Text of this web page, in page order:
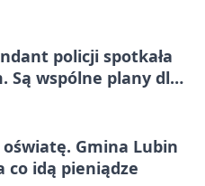
policji spotkała
Są wspólne plany dla
oświatę. Gmina Lubin
co idą pieniądze